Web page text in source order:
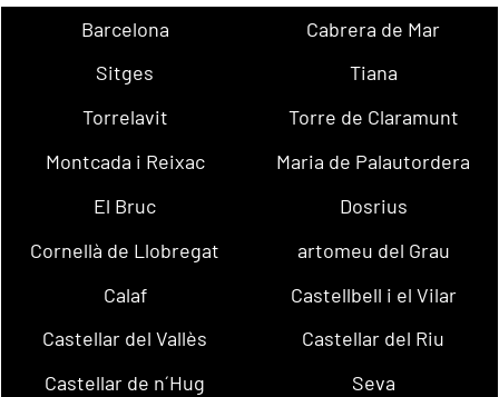
Barcelona
Cabrera de Mar
Sitges
Tiana
Torrelavit
Torre de Claramunt
Montcada i Reixac
Maria de Palautordera
El Bruc
Dosrius
Cornellà de Llobregat
artomeu del Grau
Calaf
Castellbell i el Vilar
Castellar del Vallès
Castellar del Riu
Castellar de n´Hug
Seva